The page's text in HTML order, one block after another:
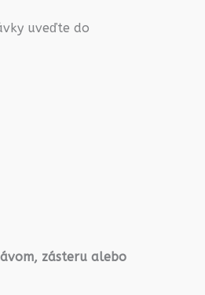
uveďte do
zásteru alebo